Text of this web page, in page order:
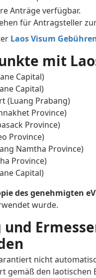
Anträge verfügbar.
für Antragsteller
Laos Visum
mit
Capital)
Capital)
(Luang Prabang)
Province)
Province)
Province)
Namtha Province)
Province)
Capital)
des genehmigten
wurde.
nicht
gemäß den laotischen